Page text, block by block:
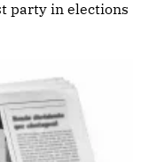
party in elections